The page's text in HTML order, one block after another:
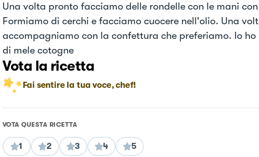
Una volta pronto facciamo delle rondelle con le mani
Formiamo di cerchi e facciamo cuocere nell'olio. Una
accompagniamo con la confettura che preferiamo. Io
di mele cotogne
Vota la ricetta
Fai sentire la tua voce, chef!
VOTA QUESTA RICETTA
1 2 3 4 5